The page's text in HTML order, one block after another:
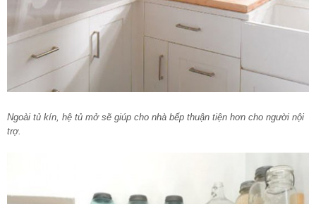
Ngoài tủ kín, hệ tủ mở sẽ giúp cho nhà bếp thuận tiện hơn cho người nội
trợ.